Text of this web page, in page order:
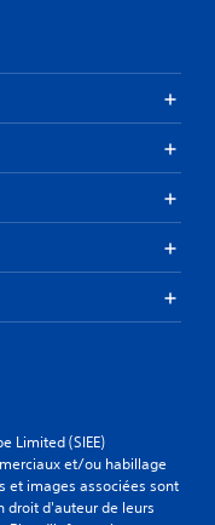
Limited (SIEE)
et/ou habillage
et images associées sont
droit d'auteur de leurs